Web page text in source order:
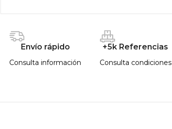
Envío rápido
Consulta información
+5k Referencias
Consulta condiciones